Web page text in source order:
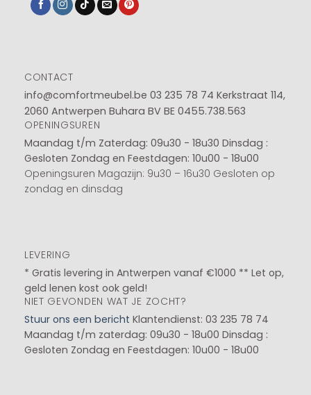
CONTACT
info@comfortmeubel.be 03 235 78 74 Kerkstraat 114,
2060 Antwerpen Buhara BV BE 0455.738.563
OPENINGSUREN
Maandag t/m Zaterdag: 09u30 - 18u30 Dinsdag :
Gesloten Zondag en Feestdagen: 10u00 - 18u00
Openingsuren Magazijn: 9u30 – 16u30 Gesloten op
zondag en dinsdag
LEVERING
* Gratis levering in Antwerpen vanaf €1000 ** Let op,
geld lenen kost ook geld!
NIET GEVONDEN WAT JE ZOCHT?
Stuur ons een bericht Klantendienst: 03 235 78 74
Maandag t/m zaterdag: 09u30 - 18u00 Dinsdag :
Gesloten Zondag en Feestdagen: 10u00 - 18u00